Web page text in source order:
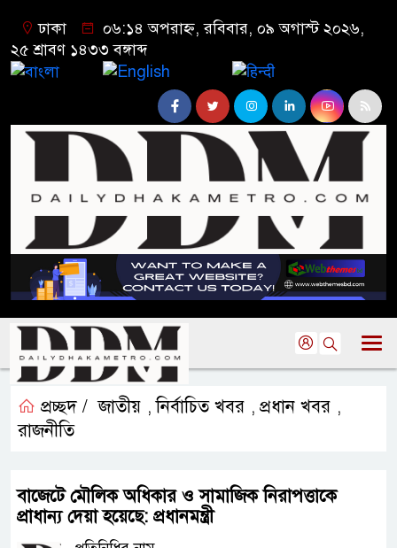
ঢাকা
০৬:১৪ অপরাহ্ন, রবিবার, ০৯ অগাস্ট ২০২৬,
২৫ শ্রাবণ ১৪৩৩ বঙ্গাব্দ
প্রচ্ছদ / জাতীয় ,নির্বাচিত খবর , প্রধান খবর ,
রাজনীতি
বাজেটে মৌলিক অধিকার ও সামাজিক নিরাপত্তাকে
প্রাধান্য দেয়া হয়েছে: প্রধানমন্ত্রী